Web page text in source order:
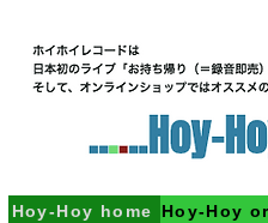
Hoy-Hoy home Hoy-Hoy